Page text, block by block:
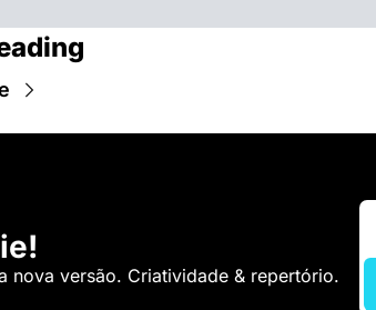
nova versão. Criatividade & repertório.